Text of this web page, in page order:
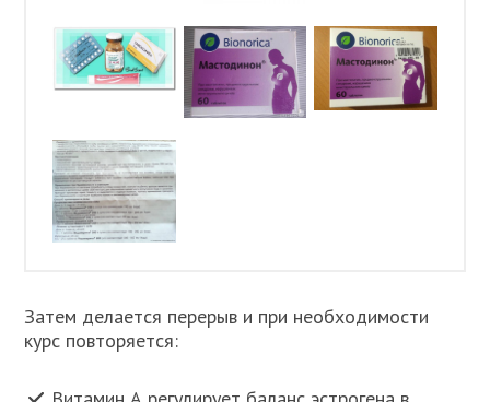
Затем делается перерыв и при необходимости
курс повторяется: